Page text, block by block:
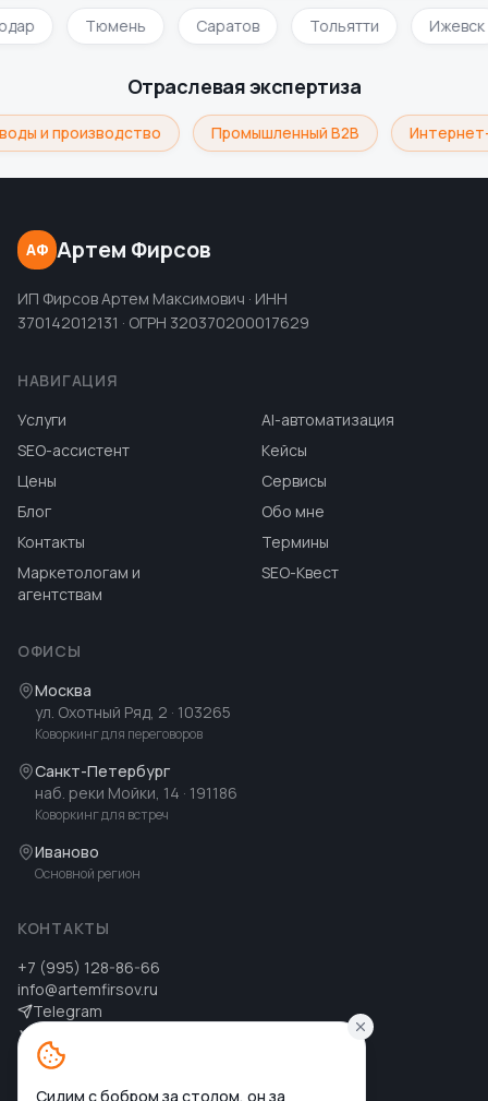
Тюмень Саратов Тольятти Ижевск
Отраслевая экспертиза
и производство Промышленный B2B
АФ Артем Фирсов
ИП Фирсов Артем Максимович · ИНН
370142012131 · ОГРН 320370200017629
НАВИГАЦИЯ
Услуги
AI-автоматизация
SEO-ассистент
Кейсы
Цены
Сервисы
Блог
Обо мне
Контакты
Термины
Маркетологам и
агентствам
SEO-Квест
ОФИСЫ
Москва
ул. Охотный Ряд, 2 · 103265
Коворкинг для переговоров
Санкт-Петербург
наб. реки Мойки, 14 · 191186
Коворкинг для встреч
Иваново
Основной регион
КОНТАКТЫ
+7 (995) 128-86-66
info@artemfirsov.ru
Telegram
MAX MAX
Сидим с бобром за столом, он за